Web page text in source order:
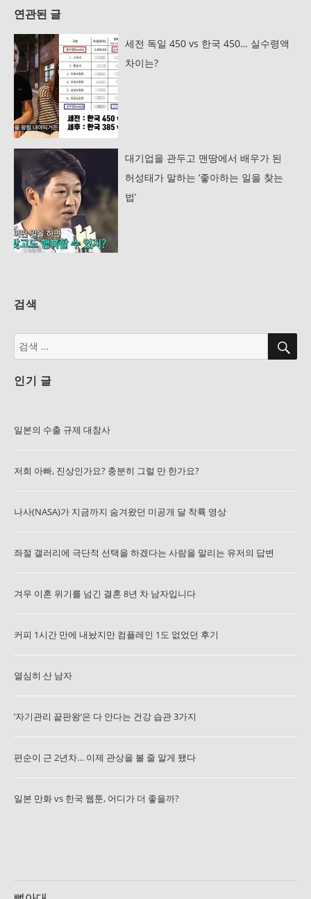
연관된 글
세전 독일 450 vs 한국 450… 실수령액
차이는?
대기업을 관두고 맨땅에서 배우가 된
허성태가 말하는 ‘좋아하는 일을 찾는
법’
검색
검
색:
검
인기 글
일본의 수출 규제 대참사
저희 아빠, 진상인가요? 충분히 그럴 만 한가요?
나사(NASA)가 지금까지 숨겨왔던 미공개 달 착륙 영상
좌절 갤러리에 극단적 선택을 하겠다는 사람을 말리는 유저의 답변
겨우 이혼 위기를 넘긴 결혼 8년 차 남자입니다
커피 1시간 만에 내놨지만 컴플레인 1도 없었던 후기
열심히 산 남자
’자기관리 끝판왕’은 다 안다는 건강 습관 3가지
편순이 근 2년차… 이제 관상을 볼 줄 알게 됐다
일본 만화 vs 한국 웹툰, 어디가 더 좋을까?